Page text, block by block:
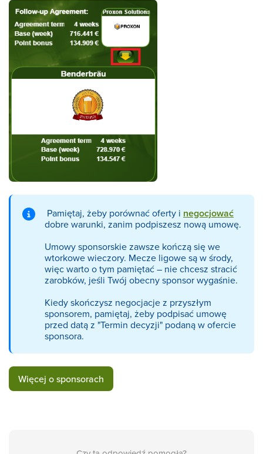
Pamiętaj, żeby porównać oferty i negocjować
dobre warunki, zanim podpiszesz nową umowę.
Umowy sponsorskie zawsze kończą się we
wtorkowe wieczory. Mecze ligowe są w środy,
więc warto o tym pamiętać – nie chcesz stracić
zarobków, jeśli Twój obecny sponsor wygaśnie.
Kiedy skończysz negocjacje z przyszłym
sponsorem, pamiętaj, żeby podpisać umowę
przed datą z "Termin decyzji" podaną w ofercie
sponsora.
Więcej o sponsorach